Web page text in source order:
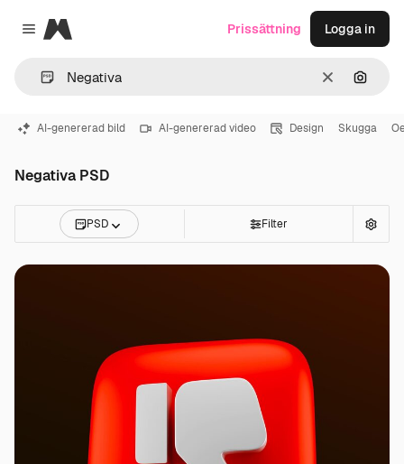
Close menu
Magnific
RensaSök
Prissättning Logga in
AI-genererad bild AI-genererad video Design Skugga
Negativa PSD
PSD Filter